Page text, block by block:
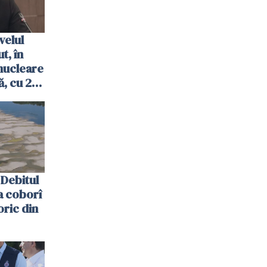
în
cu 2
coborî
din